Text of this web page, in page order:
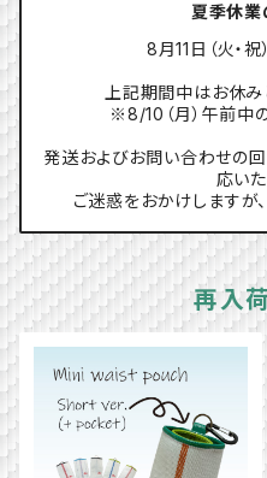
夏季休業
8月11日（火・祝
上記期間中はお休み
※8/10（月）午前中
発送およびお問い合わせの
応いた
ご迷惑をおかけしますが
再入